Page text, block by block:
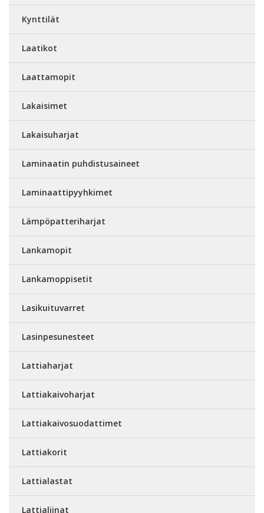
Kynttilät
Laatikot
Laattamopit
Lakaisimet
Lakaisuharjat
Laminaatin puhdistusaineet
Laminaattipyyhkimet
Lämpöpatteriharjat
Lankamopit
Lankamoppisetit
Lasikuituvarret
Lasinpesunesteet
Lattiaharjat
Lattiakaivoharjat
Lattiakaivosuodattimet
Lattiakorit
Lattialastat
Lattialiinat